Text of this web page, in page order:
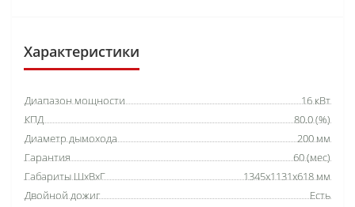
Характеристики
Диапазон мощности
16 кВт
КПД
80.0 (%)
Диаметр дымохода
200 мм
Гарантия
60 (мес)
Габариты ШхВхГ
1345х1131х618 мм
Двойной дожиг
Есть